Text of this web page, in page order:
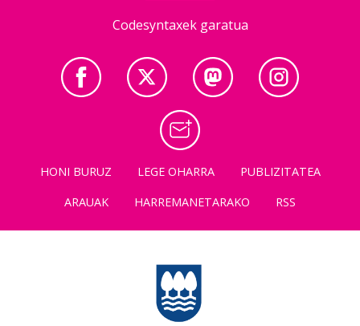
Codesyntaxek garatua
HONI BURUZ LEGE OHARRA
PUBLIZITATEA
ARAUAK
HARREMANETARAKO RSS